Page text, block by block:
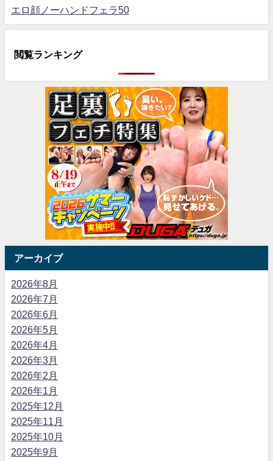
エロ顔ノーハンドフェラ50
閲覧ランキング
アーカイブ
2026年8月
2026年7月
2026年6月
2026年5月
2026年4月
2026年3月
2026年2月
2026年1月
2025年12月
2025年11月
2025年10月
2025年9月